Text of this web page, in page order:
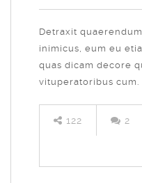
Detraxit
inimicus, eum eu
quas dicam decore
vituperatoribus cum.
122 2